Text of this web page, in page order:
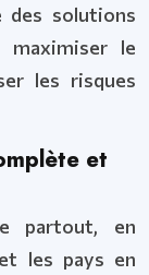
solutions
maximiser le
les risques
et
partout, en
les pays en